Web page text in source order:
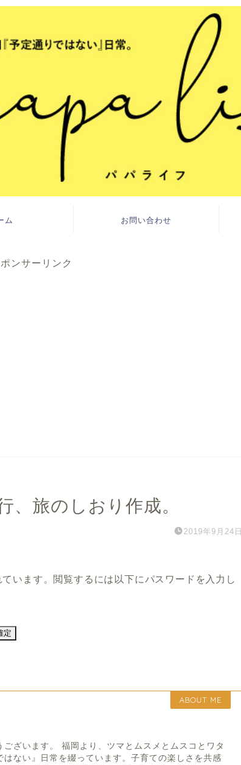
ム お問い合わせ
ンサーリンク
、旅のしおり作成。
2019年9月24日
います。閲覧するには以下にパスワードを入力し
ABOUT ME
ございます。 福岡より、ツマとムスメとムスコとワタ
はない』日常を綴っています。子育ての楽しさを共感